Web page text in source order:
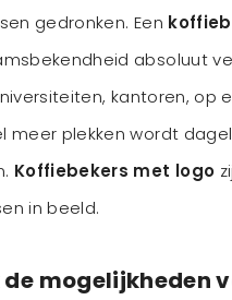
gedronken. Een
absoluut
kantoren, op
meer plekken wordt
Koffiebekers met logo
in beeld.
mogelijkheden